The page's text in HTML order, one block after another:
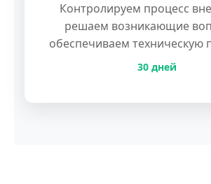
Контролируем процесс
решаем возникающие
обеспечиваем техническую
30 дней